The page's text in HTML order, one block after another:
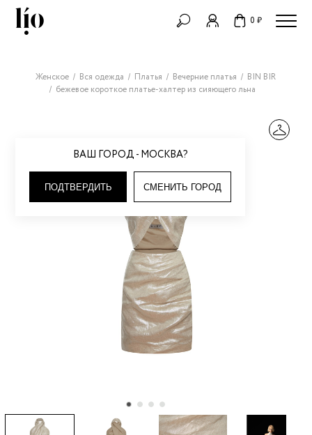
0 ₽
ВАШ ГОРОД - МОСКВА?
ПОДТВЕРДИТЬ СМЕНИТЬ ГОРОД
Женское Вся одежда Платья Вечерние платья
BIN BIR
бежевое короткое платье-халтер из сияющего льна